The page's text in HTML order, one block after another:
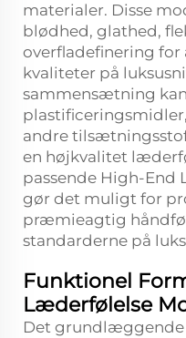
materialer. Disse
blødhed, glathed,
overfladefinering for
kvaliteter på
sammensætning
andre
en højkvalitet
passende High-
gør det muligt for
præmieagtig
standarderne på
Funktionel
Læderfølelse
Det